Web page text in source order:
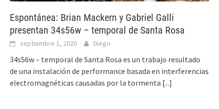
Espontánea: Brian Mackern y Gabriel Galli
presentan 34s56w – temporal de Santa Rosa
septiembre 1, 2020 Diego
34s56w – temporal de Santa Rosa es un trabajo resultado
de una instalación de performance basada en interferencias
electromagnéticas causadas por la tormenta [...]